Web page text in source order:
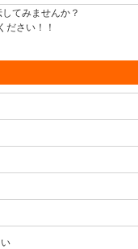
てみませんか？
さい！！